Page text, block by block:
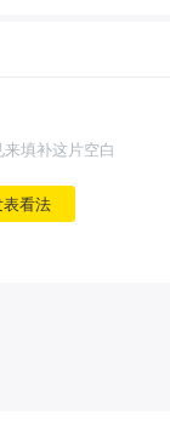
填补这片空白
看法